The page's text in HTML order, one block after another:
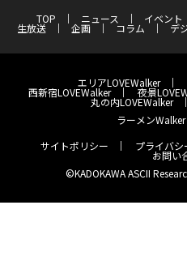
TOP ニュース イベント
生放送 企画 コラム デ
エリアLOVEWalker
西新宿LOVEWalker 夜景
丸の内LOVEWalker
ラーメンWalker
サイトポリシー
プライバシ
お問い
©KADOKAWA ASCII